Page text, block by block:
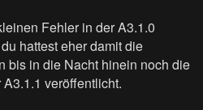
Fehler in der A3.1.0
hattest eher damit die
bis in die Nacht hinein noch die
veröffentlicht.